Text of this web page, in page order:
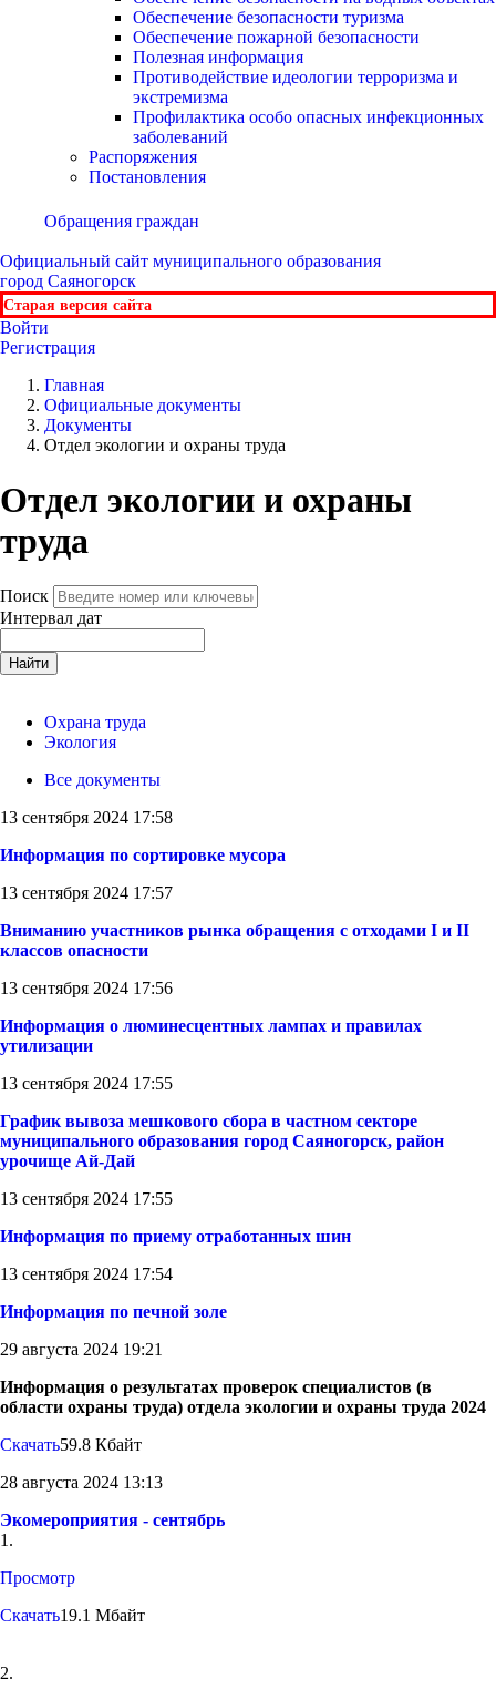
Обеспечение безопасности туризма
Обеспечение пожарной безопасности
Полезная информация
Противодействие идеологии терроризма и
экстремизма
Профилактика особо опасных инфекционных
заболеваний
Распоряжения
Постановления
Обращения граждан
Официальный сайт муниципального образования
город Саяногорск
Старая версия сайта
Войти
Регистрация
Главная
Официальные документы
Документы
Отдел экологии и охраны труда
Отдел экологии и охраны
труда
Поиск
Интервал дат
Найти
Охрана труда
Экология
Все документы
13 сентября 2024 17:58
Информация по сортировке мусора
13 сентября 2024 17:57
Вниманию участников рынка обращения с отходами I и II
классов опасности
13 сентября 2024 17:56
Информация о люминесцентных лампах и правилах
утилизации
13 сентября 2024 17:55
График вывоза мешкового сбора в частном секторе
муниципального образования город Саяногорск, район
урочище Ай-Дай
13 сентября 2024 17:55
Информация по приему отработанных шин
13 сентября 2024 17:54
Информация по печной золе
29 августа 2024 19:21
Информация о результатах проверок специалистов (в
области охраны труда) отдела экологии и охраны труда 2024
Скачать59.8 Кбайт
28 августа 2024 13:13
Экомероприятия - сентябрь
1.
Просмотр
Скачать19.1 Мбайт
2.